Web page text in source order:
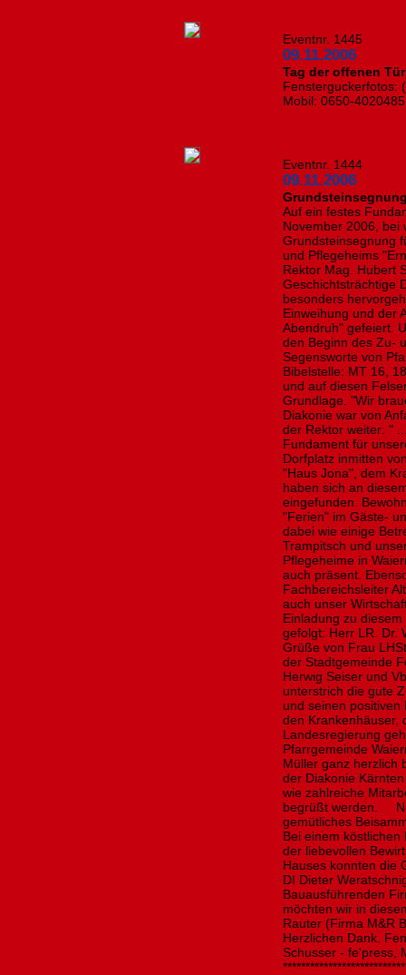
Eventnr. 1445
09.11.2006
Tag der offenen
Fensterguckerfotos:
Mobil: 0650-4020485
Eventnr. 1444
09.11.2006
Auf ein festes
November 2006, bei
Grundsteinsegnung
und Pflegeheims
Rektor Mag. Hubert
Geschichtsträchtige
besonders
Einweihung und der
Abendruh" gefeiert.
den Beginn des Zu-
Segensworte von
Bibelstelle: MT 16,
und auf diesen
Grundlage. "Wir
Diakonie war von
der Rektor weiter: "
Fundament für
Dorfplatz inmitten
"Haus Jona", dem
haben sich an
eingefunden.
"Ferien" im Gäste-
dabei wie einige
Trampitsch und
Pflegeheime in
auch präsent.
Fachbereichsleiter
auch unser
Einladung zu
gefolgt: Herr LR. Dr.
Grüße von Frau
der Stadtgemeinde
Herwig Seiser und
unterstrich die gute
und seinen
den Krankenhäuser,
Landesregierung
Pfarrgemeinde
Müller ganz herzlich
der Diakonie
wie zahlreiche
begrüßt werden.
gemütliches
Bei einem
der liebevollen
Hauses konnten die
DI Dieter
Bauausführenden
möchten wir in
Rauter (Firma M&R
Herzlichen Dank.
Schusser - fe'press,